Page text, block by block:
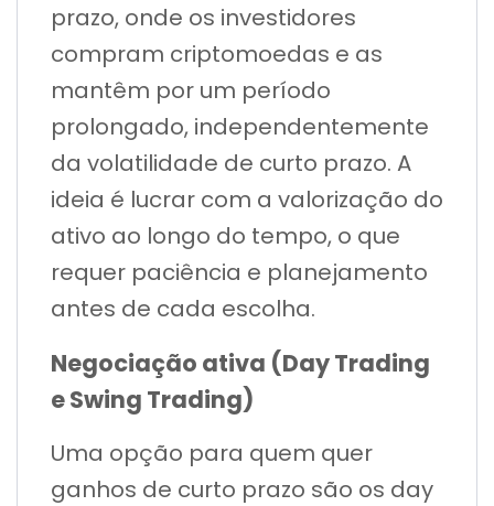
prazo, onde os investidores
compram criptomoedas e as
mantêm por um período
prolongado, independentemente
da volatilidade de curto prazo. A
ideia é lucrar com a valorização do
ativo ao longo do tempo, o que
requer paciência e planejamento
antes de cada escolha.
Negociação ativa (Day Trading
e Swing Trading)
Uma opção para quem quer
ganhos de curto prazo são os day